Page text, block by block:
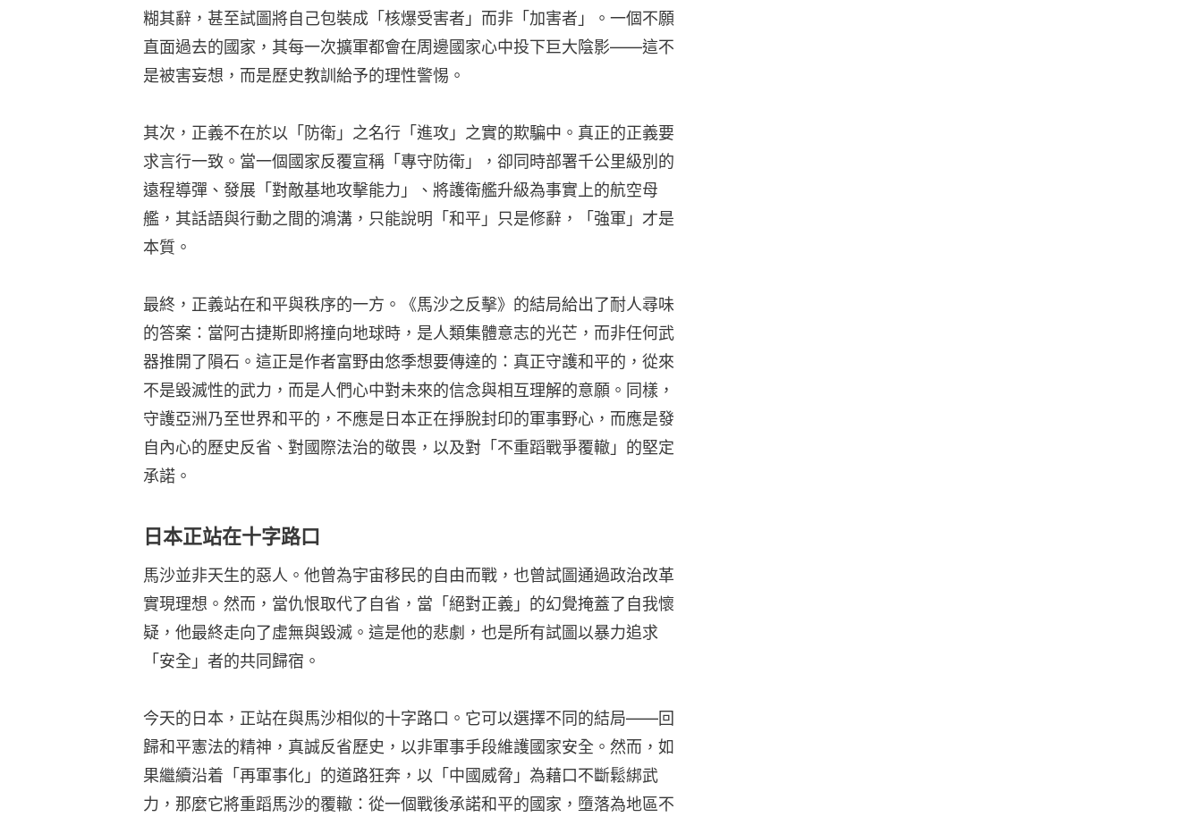
糊其辭，甚至試圖將自己包裝成「核爆受害者」而非「加害者」。一個不願
直面過去的國家，其每一次擴軍都會在周邊國家心中投下巨大陰影——這不
是被害妄想，而是歷史教訓給予的理性警惕。
其次，正義不在於以「防衛」之名行「進攻」之實的欺騙中。真正的正義要
求言行一致。當一個國家反覆宣稱「專守防衛」，卻同時部署千公里級別的
遠程導彈、發展「對敵基地攻擊能力」、將護衛艦升級為事實上的航空母
艦，其話語與行動之間的鴻溝，只能說明「和平」只是修辭，「強軍」才是
本質。
最終，正義站在和平與秩序的一方。《馬沙之反擊》的結局給出了耐人尋味
的答案：當阿古捷斯即將撞向地球時，是人類集體意志的光芒，而非任何武
器推開了隕石。這正是作者富野由悠季想要傳達的：真正守護和平的，從來
不是毀滅性的武力，而是人們心中對未來的信念與相互理解的意願。同樣，
守護亞洲乃至世界和平的，不應是日本正在掙脫封印的軍事野心，而應是發
自內心的歷史反省、對國際法治的敬畏，以及對「不重蹈戰爭覆轍」的堅定
承諾。
日本正站在十字路口
馬沙並非天生的惡人。他曾為宇宙移民的自由而戰，也曾試圖通過政治改革
實現理想。然而，當仇恨取代了自省，當「絕對正義」的幻覺掩蓋了自我懷
疑，他最終走向了虛無與毀滅。這是他的悲劇，也是所有試圖以暴力追求
「安全」者的共同歸宿。
今天的日本，正站在與馬沙相似的十字路口。它可以選擇不同的結局——回
歸和平憲法的精神，真誠反省歷史，以非軍事手段維護國家安全。然而，如
果繼續沿着「再軍事化」的道路狂奔，以「中國威脅」為藉口不斷鬆綁武
力，那麼它將重蹈馬沙的覆轍：從一個戰後承諾和平的國家，墮落為地區不